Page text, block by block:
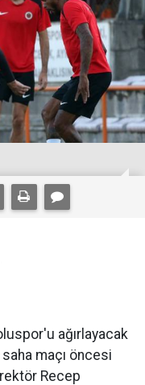
ağırlayacak
maçı öncesi
Recep